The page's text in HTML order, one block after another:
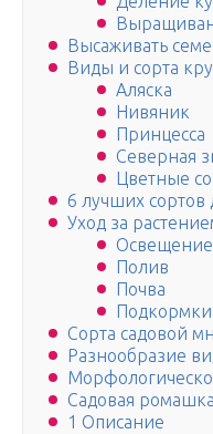
Высаживать
Виды и сорта
Аляска
Нивяник
Принцесса
Северная
Цветные
6 лучших
Уход за
Освещение
Полив
Почва
Подкормки
Сорта садовой
Разнообразие
Садовая
1 Описание